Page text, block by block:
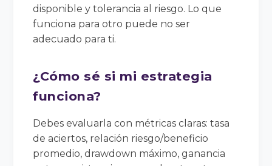
disponible y tolerancia al riesgo. Lo que
funciona para otro puede no ser
adecuado para ti.
¿Cómo sé si mi estrategia
funciona?
Debes evaluarla con métricas claras: tasa
de aciertos, relación riesgo/beneficio
promedio, drawdown máximo, ganancia